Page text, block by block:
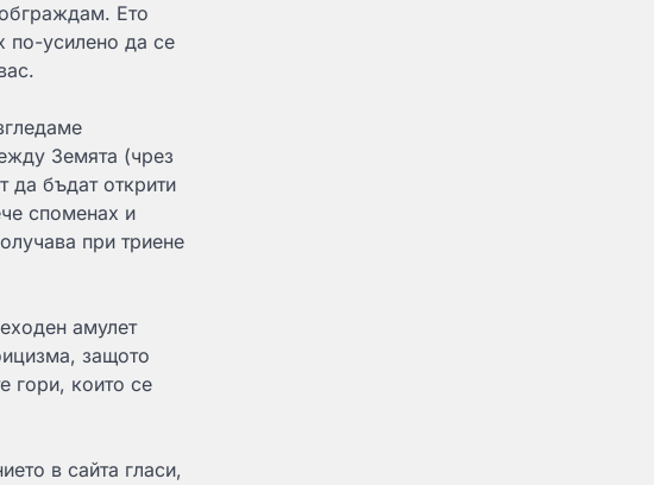
Ето
по-усилено да се
Земята (чрез
да бъдат открити
споменах и
при триене
амулет
защото
гори, които се
в сайта гласи,